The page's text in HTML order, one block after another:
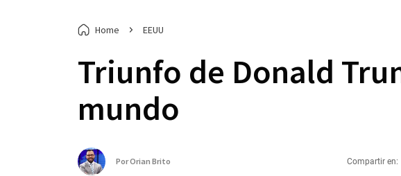
Home EEUU
Triunfo de Donald
mundo
PorOrian Brito Compartir en: